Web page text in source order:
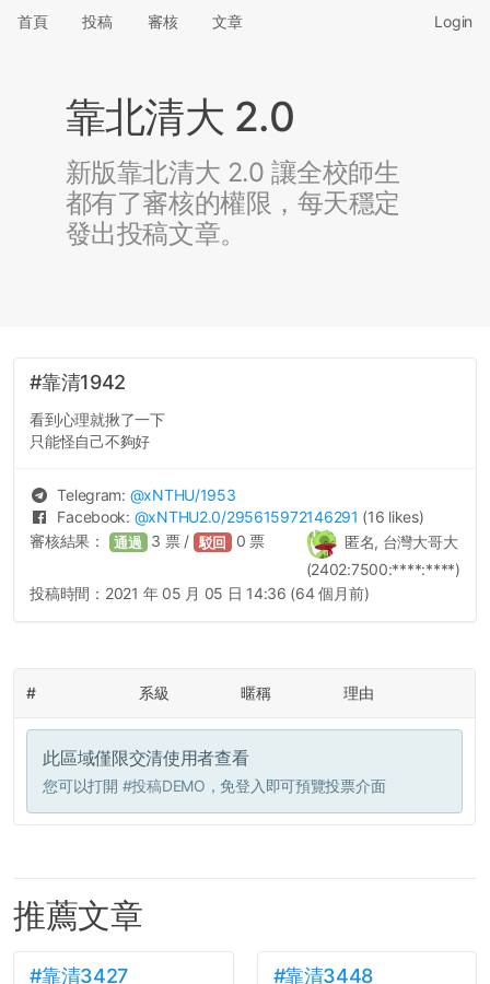
首頁 投稿 審核 文章 Login
靠北清大 2.0
新版靠北清大 2.0 讓全校師生
都有了審核的權限，每天穩定
發出投稿文章。
#靠清1942
看到心理就揪了一下
只能怪自己不夠好
Telegram: @xNTHU/1953
Facebook: @xNTHU2.0/295615972146291 (16 likes)
匿名, 台灣大哥大
(2402:7500:****:****)
審核結果： 通過 3 票 / 駁回 0 票
投稿時間： 2021 年 05 月 05 日 14:36 (64 個月前)
# 系級 暱稱 理由
此區域僅限交清使用者查看
您可以打開 #投稿DEMO ，免登入即可預覽投票介面
推薦文章
#靠清3427 #靠清3448